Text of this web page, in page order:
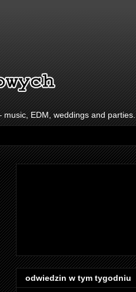
music, EDM, weddings and parties.
odwiedzin w tym tygodniu